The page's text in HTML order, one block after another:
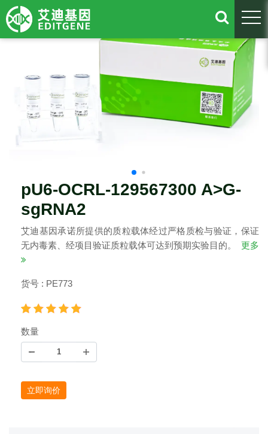
pU6-OCRL-129567300 A>G-
sgRNA2
艾迪基因承诺所提供的质粒载体经过严格质检与验证，保证
无内毒素、经项目验证质粒载体可达到预期实验目的。
更多
货号 : PE773
数量
立即询价